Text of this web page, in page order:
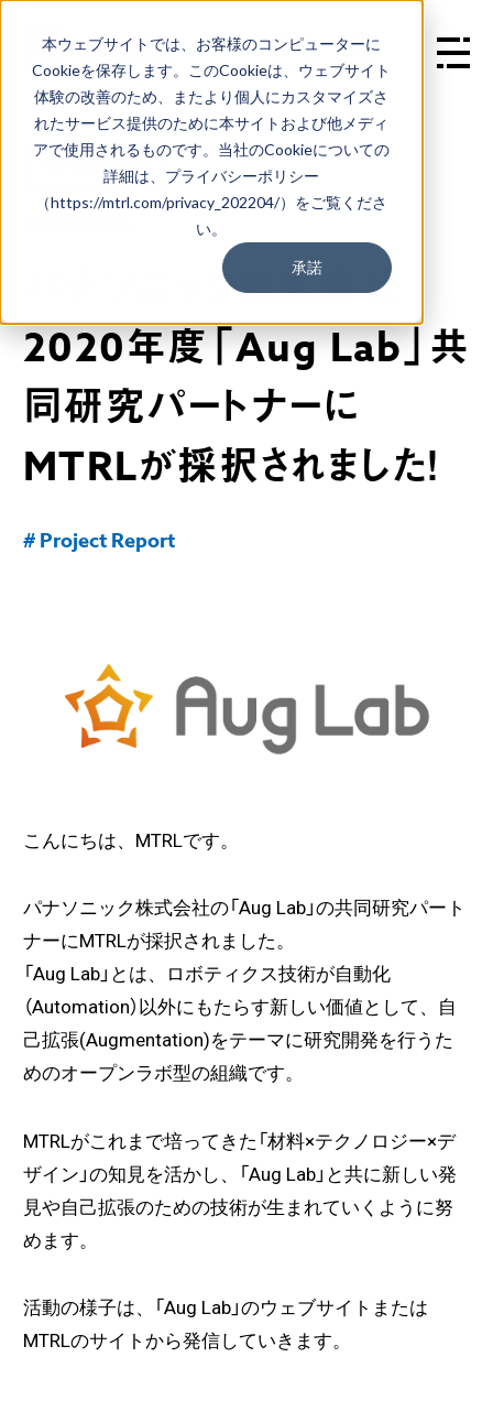
本ウェブサイトでは、お客様のコンピューターに
Cookieを保存します。このCookieは、ウェブサイト
体験の改善のため、またより個人にカスタマイズさ
れたサービス提供のために本サイトおよび他メディ
アで使用されるものです。当社のCookieについての
詳細は、プライバシーポリシー
（https://mtrl.com/privacy_202204/）をご覧くださ
い。
承諾
EN
News&Topics
パナソニック株式会社
2020年度「Aug Lab」共
同研究パートナーに
MTRLが採択されました！
# Project Report
こんにちは、MTRLです。
パナソニック株式会社の「Aug Lab」の共同研究パート
ナーにMTRLが採択されました。
「Aug Lab」とは、ロボティクス技術が自動化
（Automation）以外にもたらす新しい価値として、自
己拡張(Augmentation)をテーマに研究開発を行うた
めのオープンラボ型の組織です。
MTRLがこれまで培ってきた「材料×テクノロジー×デ
ザイン」の知見を活かし、「Aug Lab」と共に新しい発
見や自己拡張のための技術が生まれていくように努
めます。
活動の様子は、「Aug Lab」のウェブサイトまたは
MTRLのサイトから発信していきます。